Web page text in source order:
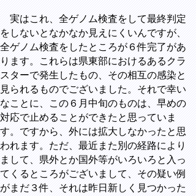
実はこれ、全ゲノム検査をして最終判定
をしないとなかなか見えにくいんですが、
全ゲノム検査をしたところが６件完了があ
ります。これらは県東部におけるあるクラ
スターで発生したもの、その相互の感染と
見られるものでございました。それで幸い
なことに、この６月中旬のものは、早めの
対応で止めることができたと思っていま
す。ですから、外には拡大しなかったと思
われます。ただ、最近また別の経路により
まして、県外とか国外等がいろいろと入っ
てくるところがございまして、その疑い例
がまだ３件、それは昨日新しく見つかった